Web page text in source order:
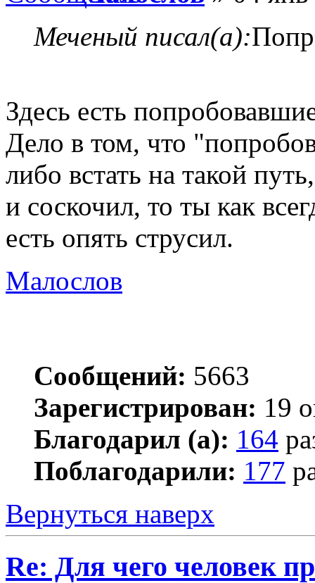
Меченый писал(а):
Здесь есть
Дело в том, что
либо встать на такой
и соскочил, то ты как
есть опять струсил.
Малослов
Сообщений: 5663
Зарегистрирован: 19
Благодарил (а): 164
Поблагодарили: 177
Вернуться наверх
Re: Для чего человек